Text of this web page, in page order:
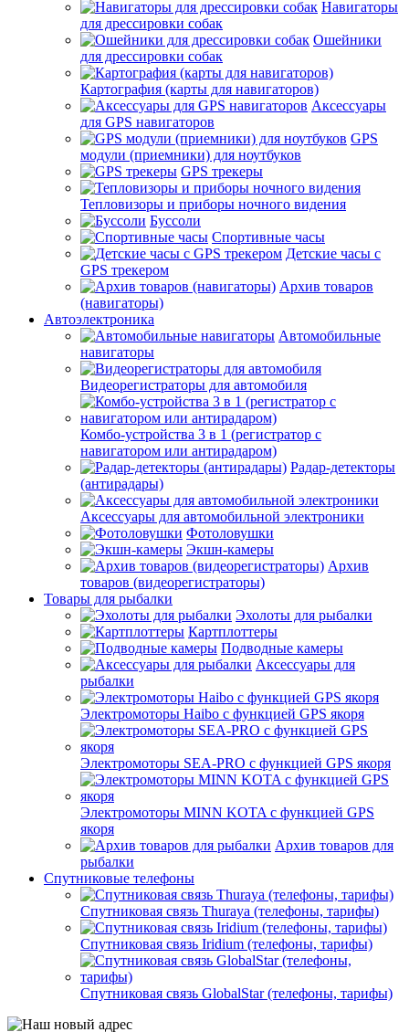
Навигаторы
для дрессировки собак
Ошейники
для дрессировки собак
Картография (карты для навигаторов)
Аксессуары
для GPS навигаторов
GPS
модули (приемники) для ноутбуков
GPS трекеры
Тепловизоры и приборы ночного видения
Буссоли
Спортивные часы
Детские часы с
GPS трекером
Архив товаров
(навигаторы)
Автоэлектроника
Автомобильные
навигаторы
Видеорегистраторы для автомобиля
Комбо-устройства 3 в 1 (регистратор с
навигатором или антирадаром)
Радар-детекторы
(антирадары)
Аксессуары для автомобильной электроники
Фотоловушки
Экшн-камеры
Архив
товаров (видеорегистраторы)
Товары для рыбалки
Эхолоты для рыбалки
Картплоттеры
Подводные камеры
Аксессуары для
рыбалки
Электромоторы Haibo с функцией GPS якоря
Электромоторы SEA-PRO с функцией GPS якоря
Электромоторы MINN KOTA с функцией GPS
якоря
Архив товаров для
рыбалки
Спутниковые телефоны
Спутниковая связь Thuraya (телефоны, тарифы)
Спутниковая связь Iridium (телефоны, тарифы)
Спутниковая связь GlobalStar (телефоны, тарифы)